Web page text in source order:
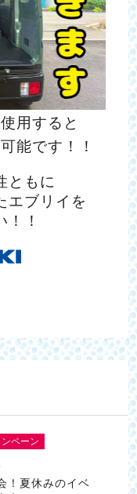
用すると
能です！！
ともに
エブリイを
！
ペーン
！夏休みのイベ